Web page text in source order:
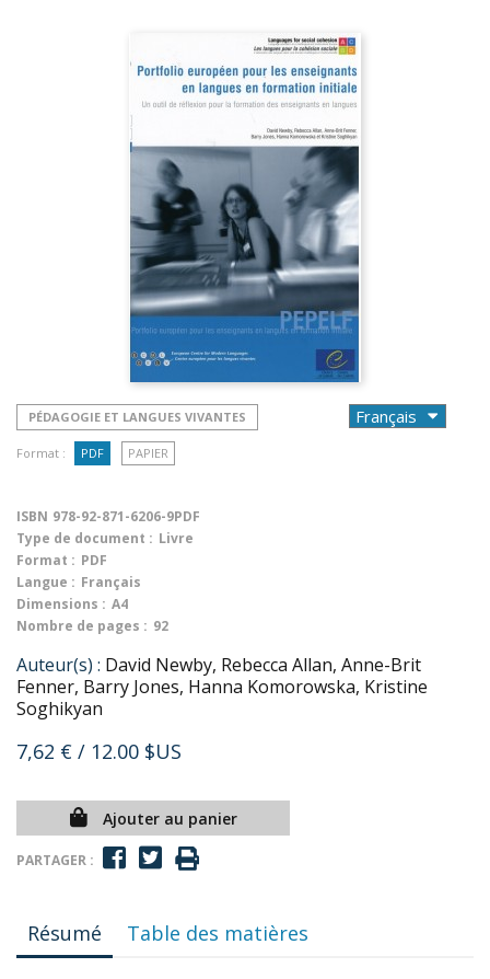
PÉDAGOGIE ET LANGUES VIVANTES
Format : PDF PAPIER
ISBN 978-92-871-6206-9PDF
Type de document : Livre
Format : PDF
Langue : Français
Dimensions : A4
Nombre de pages : 92
Auteur(s) : David Newby, Rebecca Allan, Anne-Brit
Fenner, Barry Jones, Hanna Komorowska, Kristine
Soghikyan
7,62 € / 12.00 $US
Ajouter au panier
PARTAGER :
Résumé Table des matières